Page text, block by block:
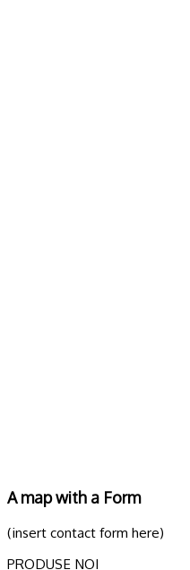
A map with a Form
(insert contact form here)
PRODUSE NOI